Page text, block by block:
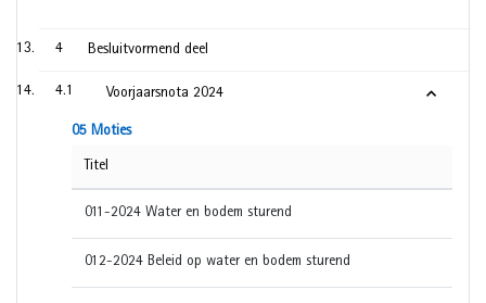
4 Besluitvormend deel
4.1 Voorjaarsnota 2024
05 Moties
Titel
011-2024 Water en bodem sturend
012-2024 Beleid op water en bodem sturend